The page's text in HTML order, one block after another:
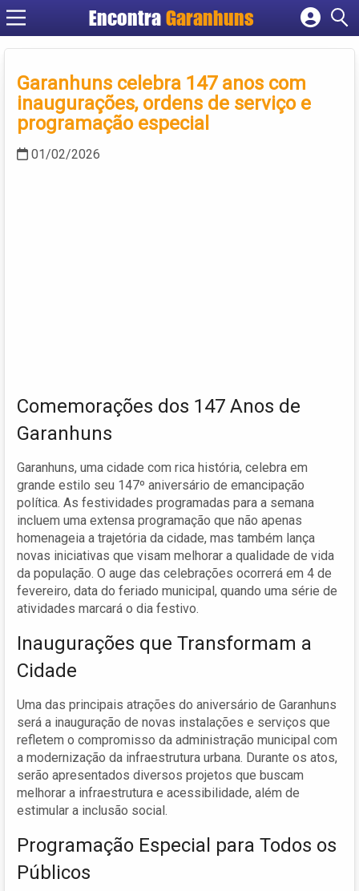
EncontraGaranhuns
Cadastrar empresa
Criar conta
Garanhuns celebra 147 anos com
inaugurações, ordens de serviço e
programação especial
01/02/2026
Comemorações dos 147 Anos de
Garanhuns
Garanhuns, uma cidade com rica história, celebra em
grande estilo seu 147º aniversário de emancipação
política. As festividades programadas para a semana
incluem uma extensa programação que não apenas
homenageia a trajetória da cidade, mas também lança
novas iniciativas que visam melhorar a qualidade de vida
da população. O auge das celebrações ocorrerá em 4 de
fevereiro, data do feriado municipal, quando uma série de
atividades marcará o dia festivo.
Inaugurações que Transformam a
Cidade
Uma das principais atrações do aniversário de Garanhuns
será a inauguração de novas instalações e serviços que
refletem o compromisso da administração municipal com
a modernização da infraestrutura urbana. Durante os atos,
serão apresentados diversos projetos que buscam
melhorar a infraestrutura e acessibilidade, além de
estimular a inclusão social.
Programação Especial para Todos os
Públicos